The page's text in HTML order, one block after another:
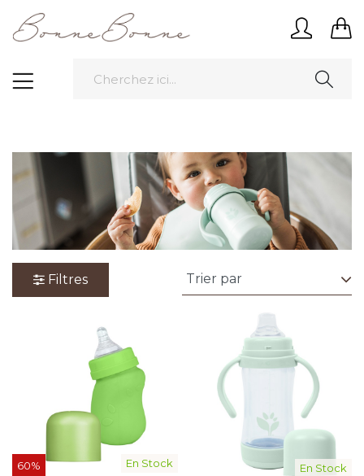
Filtres
En Stock
60% En Stock